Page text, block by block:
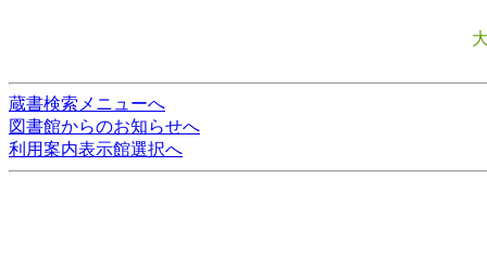
蔵書検索メニューへ
図書館からのお知らせへ
利用案内表示館選択へ